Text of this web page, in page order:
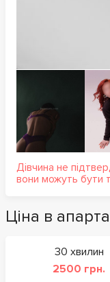
Дівчина не
вони можуть бути
Ціна в
30 хвилин
2500 грн.